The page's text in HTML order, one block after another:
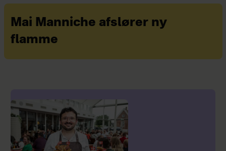
Mai Manniche afslører ny
flamme